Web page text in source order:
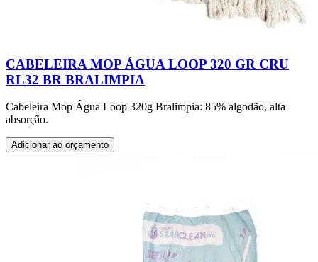
CABELEIRA MOP ÁGUA LOOP 320 GR CRU
RL32 BR BRALIMPIA
Cabeleira Mop Água Loop 320g Bralimpia: 85% algodão, alta
absorção.
Adicionar ao orçamento